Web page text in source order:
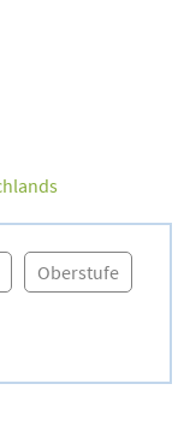
Oberstufe